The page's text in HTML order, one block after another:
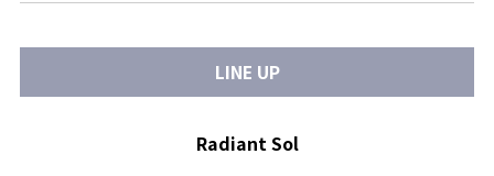
LINE UP
Radiant Sol